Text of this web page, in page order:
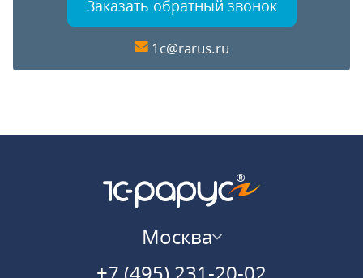
Заказать обратный звонок
1c@rarus.ru
Москва